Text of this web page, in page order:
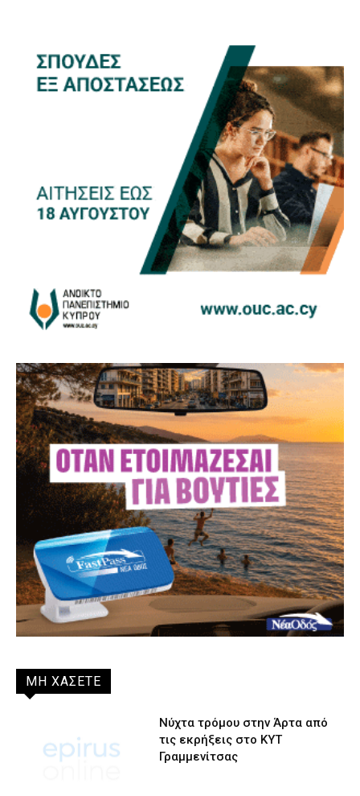
ΜΗ ΧΑΣΕΤΕ
Νύχτα τρόμου στην Άρτα από
τις εκρήξεις στο ΚΥΤ
Γραμμενίτσας